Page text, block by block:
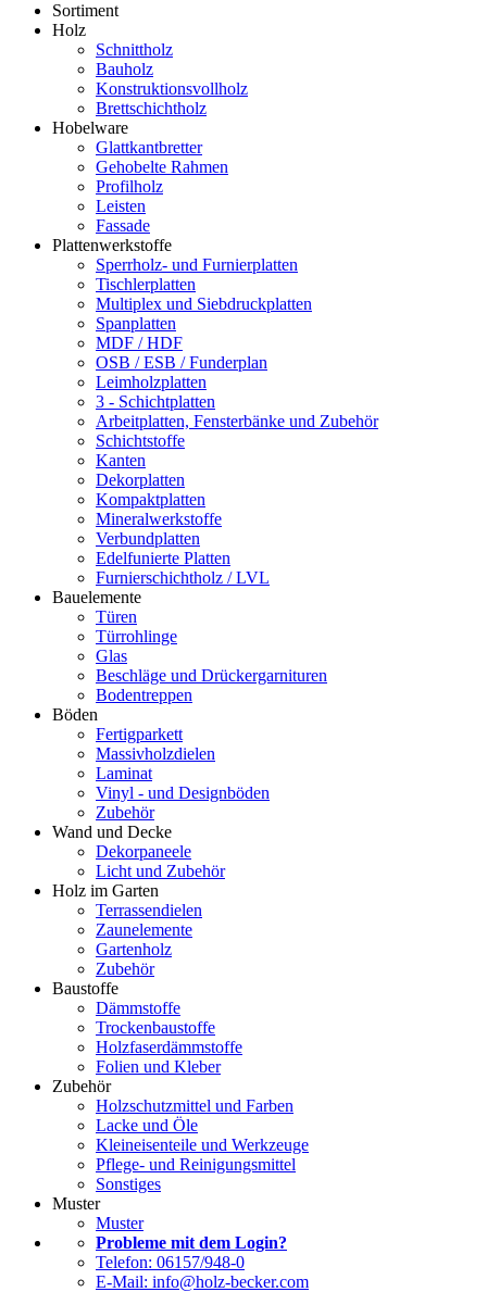
Sortiment
Holz
Schnittholz
Bauholz
Konstruktionsvollholz
Brettschichtholz
Hobelware
Glattkantbretter
Gehobelte Rahmen
Profilholz
Leisten
Fassade
Plattenwerkstoffe
Sperrholz- und Furnierplatten
Tischlerplatten
Multiplex und Siebdruckplatten
Spanplatten
MDF / HDF
OSB / ESB / Funderplan
Leimholzplatten
3 - Schichtplatten
Arbeitplatten, Fensterbänke und Zubehör
Schichtstoffe
Kanten
Dekorplatten
Kompaktplatten
Mineralwerkstoffe
Verbundplatten
Edelfunierte Platten
Furnierschichtholz / LVL
Bauelemente
Türen
Türrohlinge
Glas
Beschläge und Drückergarnituren
Bodentreppen
Böden
Fertigparkett
Massivholzdielen
Laminat
Vinyl - und Designböden
Zubehör
Wand und Decke
Dekorpaneele
Licht und Zubehör
Holz im Garten
Terrassendielen
Zaunelemente
Gartenholz
Zubehör
Baustoffe
Dämmstoffe
Trockenbaustoffe
Holzfaserdämmstoffe
Folien und Kleber
Zubehör
Holzschutzmittel und Farben
Lacke und Öle
Kleineisenteile und Werkzeuge
Pflege- und Reinigungsmittel
Sonstiges
Muster
Muster
Probleme mit dem Login?
Telefon: 06157/948-0
E-Mail: info@holz-becker.com